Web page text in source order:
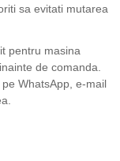
sa evitati mutarea
pentru masina
de comanda.
WhatsApp, e-mail